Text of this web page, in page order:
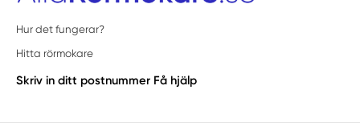
Hur det fungerar?
Hitta rörmokare
Skriv in ditt postnummer Få hjälp